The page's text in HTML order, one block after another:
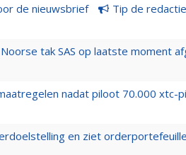
de nieuwsbrief Tip de redactie
tak SAS op laatste moment
nadat piloot 70.000 xtc-
en ziet